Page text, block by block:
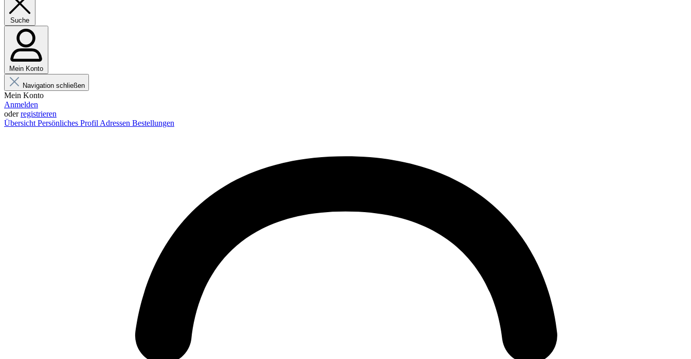
Suche
Mein Konto
Navigation schließen
Mein Konto
Anmelden
oderregistrieren
Übersicht Persönliches Profil Adressen Bestellungen